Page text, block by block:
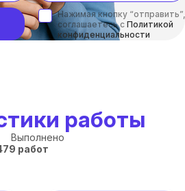
Нажимая кнопку
соглашаетесь с Политикой
конфиденциальности
работы
Выполнено
работ